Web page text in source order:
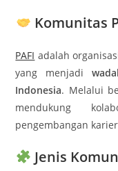
Komunitas
PAFI adalah
yang menjadi
Indonesia. Melalui
mendukung
pengembangan
Jenis